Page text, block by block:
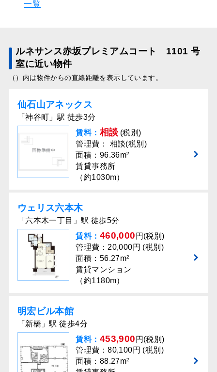
一覧
ルネサンス赤坂プレミアムコート 1101 号
室に近い物件
（）内は物件からの直線距離を表示しています。
仙石山アネックス
「神谷町」駅 徒歩3分
賃料： 相談 (税別)
管理費： 相談(税別)
面積：96.36m²
賃貸事務所
（約1030m）
ウェリス六本⽊
「六本木一丁目」駅 徒歩5分
賃料： 460,000 円(税別)
管理費：20,000円 (税別)
面積：56.27m²
賃貸マンション
（約1180m）
明宏ビル本館
「新橋」駅 徒歩4分
賃料： 453,900 円(税別)
管理費：80,100円 (税別)
面積：88.27m²